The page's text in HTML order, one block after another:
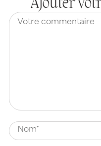
Ajouter